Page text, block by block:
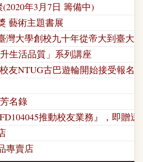
年3月7日 籌備中)
藝術主題書展
灣大學創校九十年從帝大到臺大
生活品質」系列講座
友NTUG古巴遊輪開始接受報名
名錄
推動校友業務』，即贈
專賣店